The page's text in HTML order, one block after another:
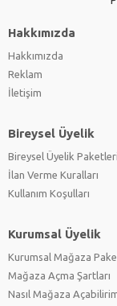
Hakkımızda
Hakkımızda
Reklam
İletişim
Bireysel Üyelik
Bireysel Üyelik Paketleri
İlan Verme Kuralları
Kullanım Koşulları
Kurumsal Üyelik
Kurumsal Mağaza
Mağaza Açma Şartları
Nasıl Mağaza